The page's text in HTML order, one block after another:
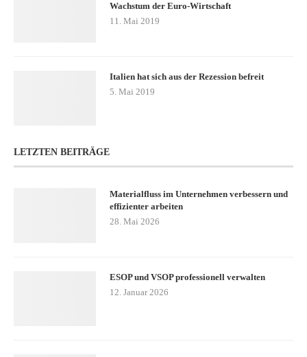
Wachstum der Euro-Wirtschaft
11. Mai 2019
Italien hat sich aus der Rezession befreit
5. Mai 2019
LETZTEN BEITRÄGE
Materialfluss im Unternehmen verbessern und
effizienter arbeiten
28. Mai 2026
ESOP und VSOP professionell verwalten
12. Januar 2026